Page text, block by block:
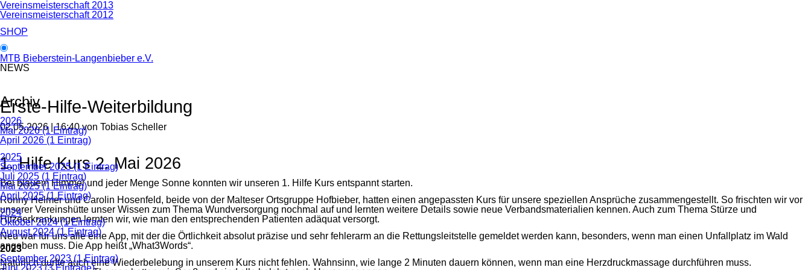
Vereinsmeisterschaft 2013
Vereinsmeisterschaft 2012
SHOP
MTB Bieberstein-Langenbieber e.V.
NEWS
Erste-Hilfe-Weiterbildung
02.05.2026 | 16:40von Tobias Scheller
1. Hilfe Kurs 2. Mai 2026
Bei blauem Himmel und jeder Menge Sonne konnten wir unseren 1. Hilfe Kurs entspannt starten.
Ronny Helmer und Carolin Hosenfeld, beide von der Malteser Ortsgruppe Hofbieber, hatten einen angepassten Kurs für unsere speziellen Ansprüche zusammengestellt. So frischten wir vor
unserer Vereinshütte unser Wissen zum Thema Wundversorgung nochmal auf und lernten weitere Details sowie neue Verbandsmaterialien kennen. Auch zum Thema Stürze und
Hitzeerkrankungen lernten wir, wie man den entsprechenden Patienten adäquat versorgt.
Neu war für uns alle eine App, mit der die Örtlichkeit absolut präzise und sehr fehlerarm an die Rettungsleitstelle gemeldet werden kann, besonders, wenn man einen Unfallplatz im Wald
angeben muss. Die App heißt „What3Words“.
Natürlich durfte auch eine Wiederbelebung in unserem Kurs nicht fehlen. Wahnsinn, wie lange 2 Minuten dauern können, wenn man eine Herzdruckmassage durchführen muss.
Archiv
2026
Mai 2026 (1 Eintrag)
April 2026 (1 Eintrag)
2025
September 2025 (1 Eintrag)
Juli 2025 (1 Eintrag)
Mai 2025 (1 Eintrag)
April 2025 (1 Eintrag)
2024
Oktober 2024 (1 Eintrag)
August 2024 (1 Eintrag)
2023
September 2023 (1 Eintrag)
Juni 2023 (3 Einträge)